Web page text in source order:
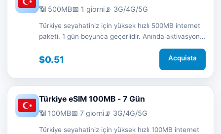
📶 500MB📅 1 giorni📡 3G/4G/5G
Türkiye seyahatiniz için yüksek hızlı 500MB internet
paketi. 1 gün boyunca geçerlidir. Anında aktivasyon
$0.51 Acquista
Türkiye eSIM 100MB - 7 Gün
📶 100MB📅 7 giorni📡 3G/4G/5G
Türkiye seyahatiniz için yüksek hızlı 100MB internet